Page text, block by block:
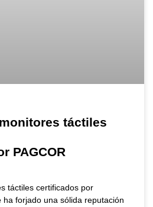
táctiles
PAGCOR
táctiles certificados por
ha forjado una sólida reputación